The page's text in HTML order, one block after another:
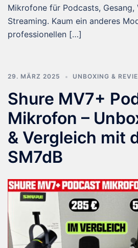
Mikrofone für Podcasts, Gesang,
Streaming. Kaum ein anderes
professionellen […]
29. MÄRZ 2025 UNBOXING &
Shure MV7+
Mikrofon –
& Vergleich mit
SM7dB